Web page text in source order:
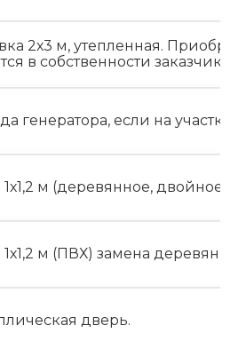
2х3 м, утепленная.
в собственности заказчика.
генератора, если на участке
м (деревянное, двойное)
м (ПВХ) замена
дверь.